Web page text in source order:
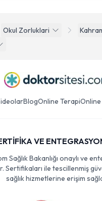
Okul Zorluklari
BlogOnline Terapi
VE
Sağlık Bakanlığı onaylı ve
Sertifikaları ile tescillenmiş
sağlık hizmetlerine erişim